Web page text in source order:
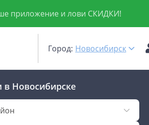
приложение и лови СКИДКИ!
Город: Новосибирск
в Новосибирске